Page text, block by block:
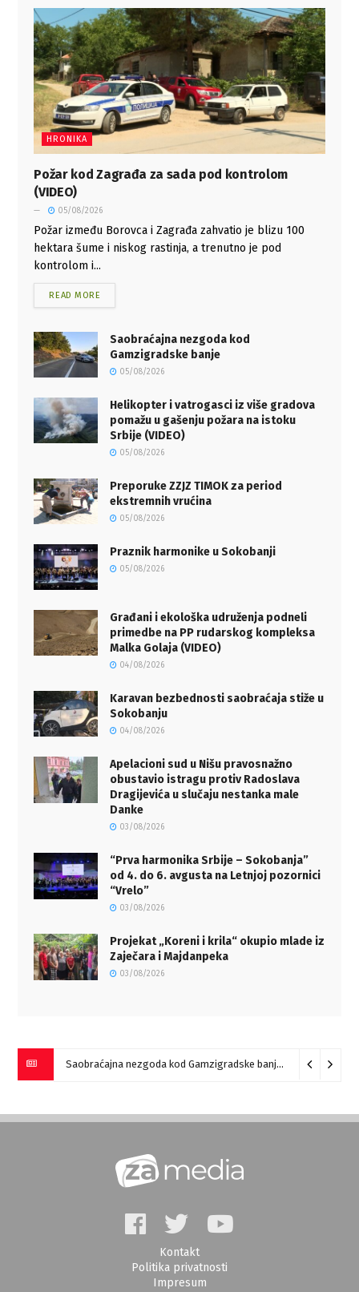
HRONIKA
Požar kod Zagrađa za sada pod kontrolom
(VIDEO)
05/08/2026
Požar između Borovca i Zagrađa zahvatio je blizu 100
hektara šume i niskog rastinja, a trenutno je pod
kontrolom i...
READ MORE
Saobraćajna nezgoda kod
Gamzigradske banje
05/08/2026
Helikopter i vatrogasci iz više gradova
pomažu u gašenju požara na istoku
Srbije (VIDEO)
05/08/2026
Preporuke ZZJZ TIMOK za period
ekstremnih vrućina
05/08/2026
Praznik harmonike u Sokobanji
05/08/2026
Građani i ekološka udruženja podneli
primedbe na PP rudarskog kompleksa
Malka Golaja (VIDEO)
04/08/2026
Karavan bezbednosti saobraćaja stiže u
Sokobanju
04/08/2026
Apelacioni sud u Nišu pravosnažno
obustavio istragu protiv Radoslava
Dragijevića u slučaju nestanka male
Danke
03/08/2026
“Prva harmonika Srbije – Sokobanja”
od 4. do 6. avgusta na Letnjoj pozornici
“Vrelo”
03/08/2026
Projekat „Koreni i krila“ okupio mlade iz
Zaječara i Majdanpeka
03/08/2026
Saobraćajna nezgoda kod Gamzigradske banje 05/08/2026
Kontakt
Politika privatnosti
Impresum